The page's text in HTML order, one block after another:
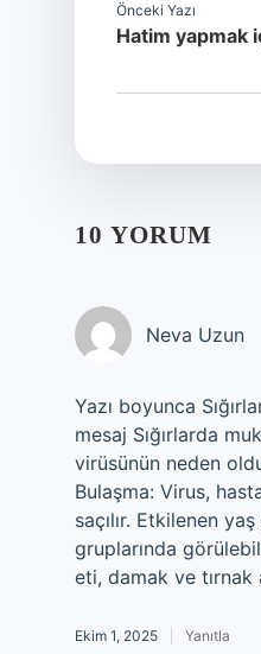
Önceki Yazı
Hatim yapmak
10 YORUM
Neva Uzun
Yazı boyunca
mesaj Sığırlarda
virüsünün neden
Bulaşma: Virus,
saçılır. Etkilenen
gruplarında
eti, damak ve tırnak
Ekim 1, 2025 Yanıtla